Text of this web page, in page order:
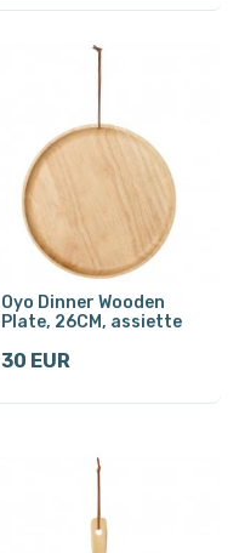
Oyo Dinner Wooden
Plate, 26CM, assiette
30 EUR